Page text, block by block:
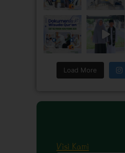
Load More
Visi Kami